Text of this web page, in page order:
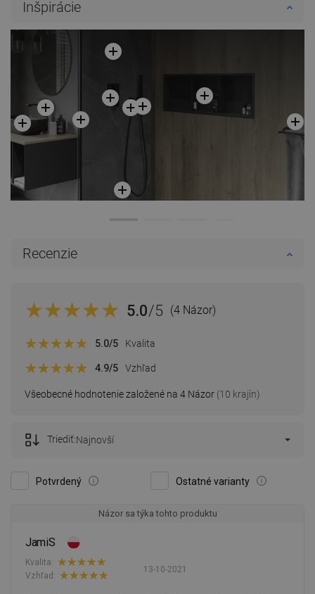
Inšpirácie
Recenzie
5.0/5 (4 Názor)
Všeobecné hodnotenie založené na 4 Názor (10 krajín)
5.0/5 Kvalita
4.9/5 Vzhľad
Potvrdený Ostatné varianty
Triediť:Najnovší
Názor sa týka tohto produktu
JamiS
13-10-2021
Kvalita:
Vzhľad: